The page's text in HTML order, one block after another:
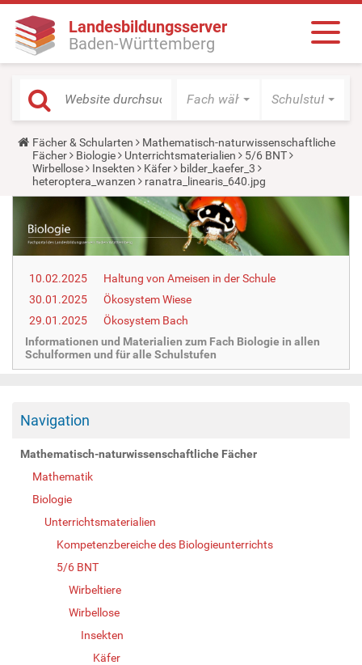
Landesbildungsserver
Baden-Württemberg
Fach wählen Schulstufe
Y
o
u
a
r
e
r
e
Fächer & Schularten
Mathematisch-naturwissenschaftliche
Fächer
Biologie Unterrichtsmaterialien
5/6 BNT
Wirbellose
Insekten Käfer
bilder_kaefer_3
heteroptera_wanzen
ranatra_linearis_640.jpg
10.02.2025
Haltung von Ameisen in der Schule
30.01.2025
Ökosystem Wiese
29.01.2025
Ökosystem Bach
Informationen und Materialien zum Fach Biologie in allen
Schulformen und für alle Schulstufen
Navigation
Mathematisch-naturwissenschaftliche Fächer
Mathematik
Biologie
Unterrichtsmaterialien
Kompetenzbereiche des Biologieunterrichts
5/6 BNT
Wirbeltiere
Wirbellose
Insekten
Käfer